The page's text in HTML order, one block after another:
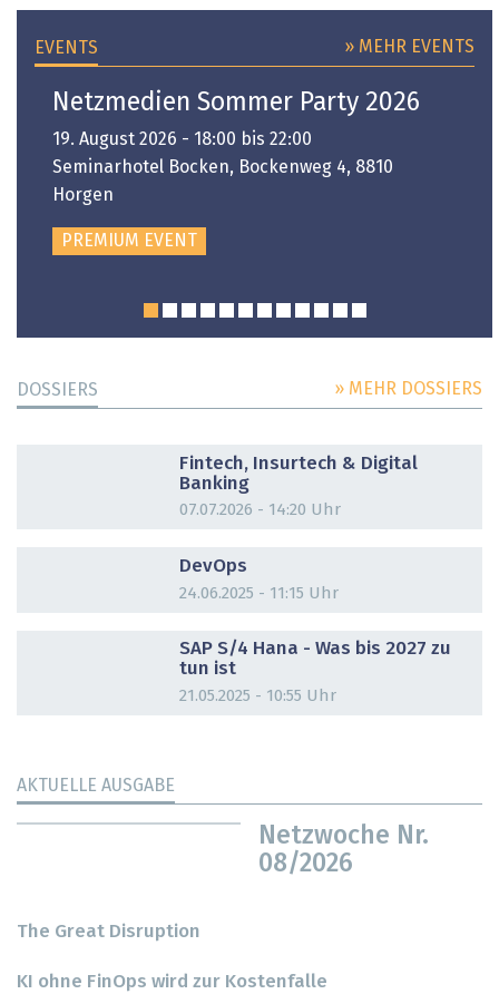
EVENTS » MEHR EVENTS
Netzmedien Sommer Party 2026
19. August 2026 - 18:00 bis 22:00
Seminarhotel Bocken, Bockenweg 4, 8810
Horgen
PREMIUM EVENT
DOSSIERS » MEHR DOSSIERS
Fintech, Insurtech & Digital
Banking
07.07.2026 - 14:20 Uhr
DevOps
24.06.2025 - 11:15 Uhr
SAP S/4 Hana - Was bis 2027 zu
tun ist
21.05.2025 - 10:55 Uhr
AKTUELLE AUSGABE
Netzwoche Nr.
08/2026
The Great Disruption
KI ohne FinOps wird zur Kostenfalle